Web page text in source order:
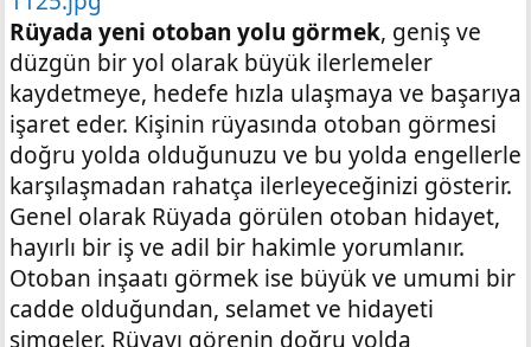
l
t
a
a
r
i
h
m
Rüyada yeni otoban yolu görmek, geniş ve
düzgün bir yol olarak büyük ilerlemeler
kaydetmeye, hedefe hızla ulaşmaya ve başarıya
işaret eder. Kişinin rüyasında otoban görmesi
doğru yolda olduğunuzu ve bu yolda engellerle
karşılaşmadan rahatça ilerleyeceğinizi gösterir.
Genel olarak Rüyada görülen otoban hidayet,
hayırlı bir iş ve adil bir hakimle yorumlanır.
Otoban inşaatı görmek ise büyük ve umumi bir
cadde olduğundan, selamet ve hidayeti
simgeler. Rüyayı görenin doğru yolda